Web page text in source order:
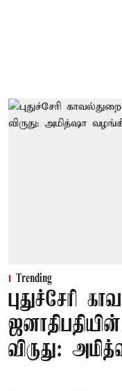
Trending
புதுச்சேரி
விருது: